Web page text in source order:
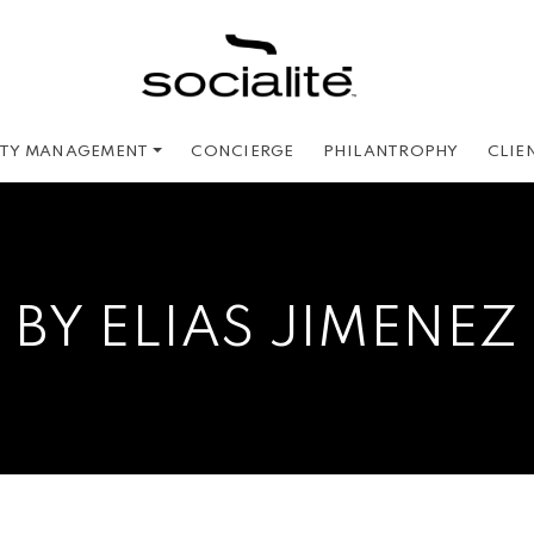
MANAGEMENT CONCIERGE PHILANTROPHY
BY ELIAS JIMENEZ